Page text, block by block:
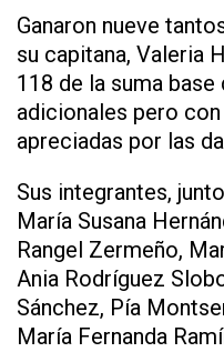
Ganaron nueve
su capitana, Valeria
118 de la suma
adicionales pero
apreciadas por las
Sus integrantes,
María Susana
Rangel Zermeño,
Ania Rodríguez
Sánchez, Pía
María Fernanda